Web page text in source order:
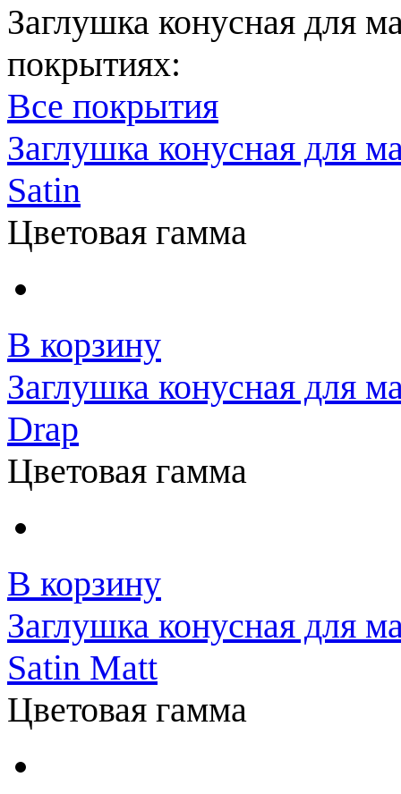
Заглушка конусная для
покрытиях:
Все покрытия
Заглушка конусная для
Satin
Цветовая гамма
В корзину
Заглушка конусная для
Drap
Цветовая гамма
В корзину
Заглушка конусная для
Satin Matt
Цветовая гамма